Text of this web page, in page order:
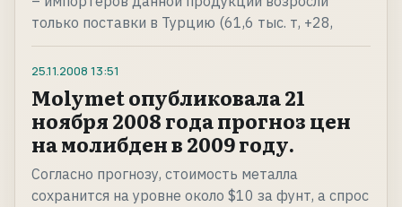
только поставки в Турцию (61,6 тыс. т, +28,
25.11.2008 13:51
Molymet опубликовала 21
ноября 2008 года прогноз цен
на молибден в 2009 году.
Согласно прогнозу, стоимость металла
сохранится на уровне около $10 за фунт, а спрос